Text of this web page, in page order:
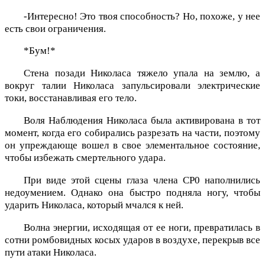
-Интересно! Это твоя способность? Но, похоже, у нее
есть свои ограничения.
*Бум!*
Стена позади Николаса тяжело упала на землю, а
вокруг талии Николаса запульсировали электрические
токи, восстанавливая его тело.
Воля Наблюдения Николаса была активирована в тот
момент, когда его собирались разрезать на части, поэтому
он упреждающе вошел в свое элементальное состояние,
чтобы избежать смертельного удара.
При виде этой сцены глаза члена CP0 наполнились
недоумением. Однако она быстро подняла ногу, чтобы
ударить Николаса, который мчался к ней.
Волна энергии, исходящая от ее ноги, превратилась в
сотни ромбовидных косых ударов в воздухе, перекрыв все
пути атаки Николаса.